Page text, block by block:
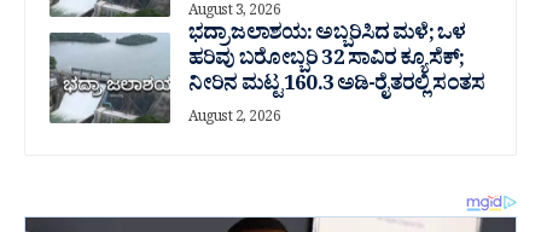
August 3, 2026
ಭದ್ರಾ ಜಲಾಶಯ: ಅಬ್ಬರಿಸಿದ ಮಳೆ; ಒಳ
ಹರಿವು ಬರೋಬ್ಬರಿ 32 ಸಾವಿರ‌ ಕ್ಯೂಸೆಕ್;
ನೀರಿನ ಮಟ್ಟ 160.3 ಅಡಿ-ರೈತರಲ್ಲಿ ಸಂತಸ
August 2, 2026